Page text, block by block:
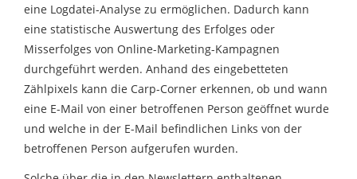
eine Logdatei-Analyse zu ermöglichen. Dadurch kann
eine statistische Auswertung des Erfolges oder
Misserfolges von Online-Marketing-Kampagnen
durchgeführt werden. Anhand des eingebetteten
Zählpixels kann die Carp-Corner erkennen, ob und wann
eine E-Mail von einer betroffenen Person geöffnet wurde
und welche in der E-Mail befindlichen Links von der
betroffenen Person aufgerufen wurden.